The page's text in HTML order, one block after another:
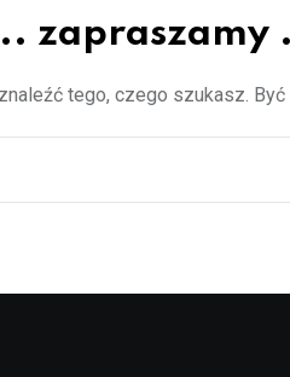
zapraszamy
tego, czego szukasz.